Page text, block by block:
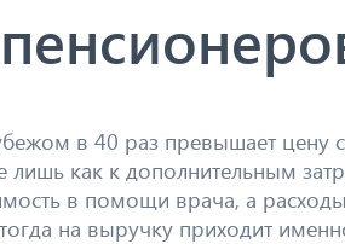
в 40 раз превышает
лишь как к дополнительным
в помощи врача, а
на выручку приходит